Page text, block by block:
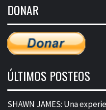
entradas
DONAR
ÚLTIMOS POSTEOS
SHAWN JAMES: Una